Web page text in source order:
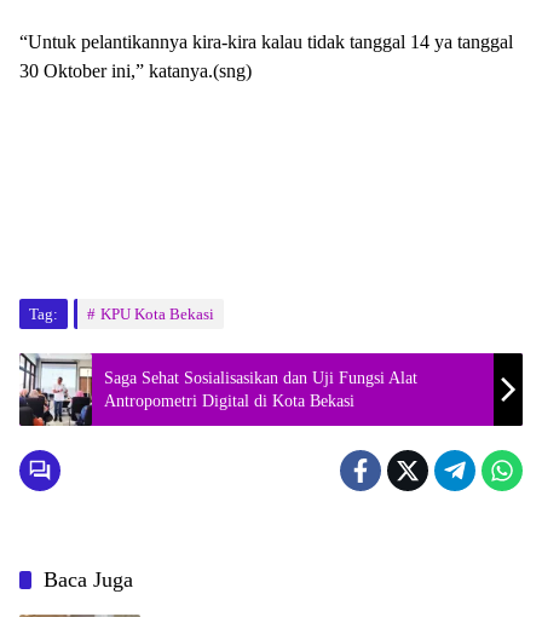
“Untuk pelantikannya kira-kira kalau tidak tanggal 14 ya tanggal
30 Oktober ini,” katanya.(sng)
Tag: KPU Kota Bekasi
Saga Sehat Sosialisasikan dan Uji Fungsi Alat
Antropometri Digital di Kota Bekasi
Baca Juga